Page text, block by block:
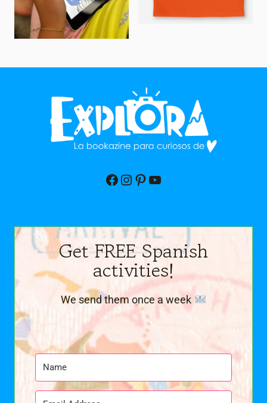
Facebook
Instagram
Pinterest
YouTube
Get FREE Spanish
activities!
We send them once a week